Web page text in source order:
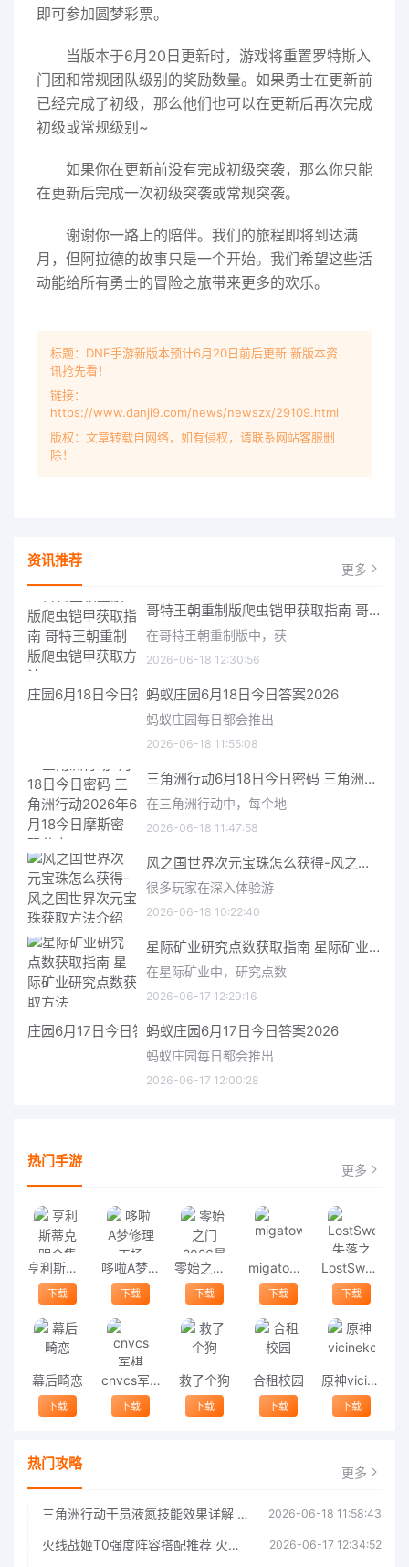
即可参加圆梦彩票。
当版本于6月20日更新时，游戏将重置罗特斯入
门团和常规团队级别的奖励数量。如果勇士在更新前
已经完成了初级，那么他们也可以在更新后再次完成
初级或常规级别~
如果你在更新前没有完成初级突袭，那么你只能
在更新后完成一次初级突袭或常规突袭。
谢谢你一路上的陪伴。我们的旅程即将到达满
月，但阿拉德的故事只是一个开始。我们希望这些活
动能给所有勇士的冒险之旅带来更多的欢乐。
标题：DNF手游新版本预计6月20日前后更新 新版本资
讯抢先看！
链接：
https://www.danji9.com/news/newszx/29109.html
版权：文章转载自网络，如有侵权，请联系网站客服删
除！
资讯推荐 更多
哥特王朝重制版爬虫铠甲获取指南 哥特王朝重制版爬虫铠甲获取方法
在哥特王朝重制版中，获
2026-06-18 12:30:56
蚂蚁庄园6月18日今日答案2026
蚂蚁庄园每日都会推出
2026-06-18 11:55:08
三角洲行动6月18日今日密码 三角洲行动2026年6月18今日摩斯密码分享
在三角洲行动中，每个地
2026-06-18 11:47:58
风之国世界次元宝珠怎么获得-风之国世界次元宝珠获取方法介绍
很多玩家在深入体验游
2026-06-18 10:22:40
星际矿业研究点数获取指南 星际矿业研究点数获取方法
在星际矿业中，研究点数
2026-06-17 12:29:16
蚂蚁庄园6月17日今日答案2026
蚂蚁庄园每日都会推出
2026-06-17 12:00:28
热门手游 更多
亨利斯蒂克明合集
下载
哆啦A梦修理工场
下载
零始之门2026最新版
下载
migatowemyworld1.68
下载
LostSword失落之剑
下载
幕后畸恋
下载
cnvcs军棋
下载
救了个狗
下载
合租校园
下载
原神vicineko
下载
热门攻略 更多
三角洲行动干员液氮技能效果详解 三角洲行动干员液氮技能介绍 2026-06-18 11:58:43
火线战姬T0强度阵容搭配推荐 火线战姬T0强度阵容哪个好 2026-06-17 12:34:52